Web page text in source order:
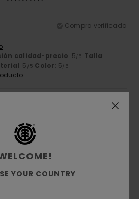
Compra verificada
calidad-precio: 5/5 Talla:
: 5 /5 Color: 5/5
YOUR COUNTRY